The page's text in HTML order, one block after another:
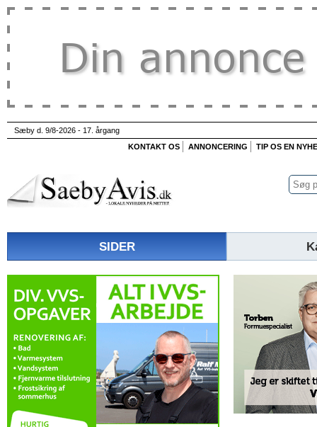
Sæby d. 9/8-2026 - 17. årgang
KONTAKT OS
ANNONCERING TIP OS EN
SIDER